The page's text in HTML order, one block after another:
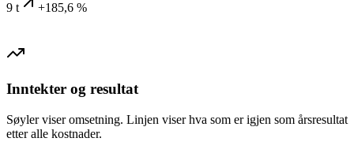
9 t
+185,6 %
Inntekter og resultat
Søyler viser omsetning. Linjen viser hva som er igjen som årsresultat
etter alle kostnader.